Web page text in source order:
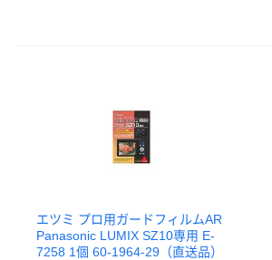
エツミ プロ用ガードフィルムAR
Panasonic LUMIX SZ10専用 E-
7258 1個 60-1964-29（直送品）